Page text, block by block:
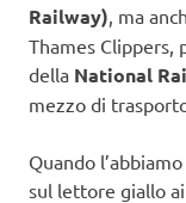
Railway), ma
Thames Clippers,
della National
mezzo di
Quando
sul lettore giallo